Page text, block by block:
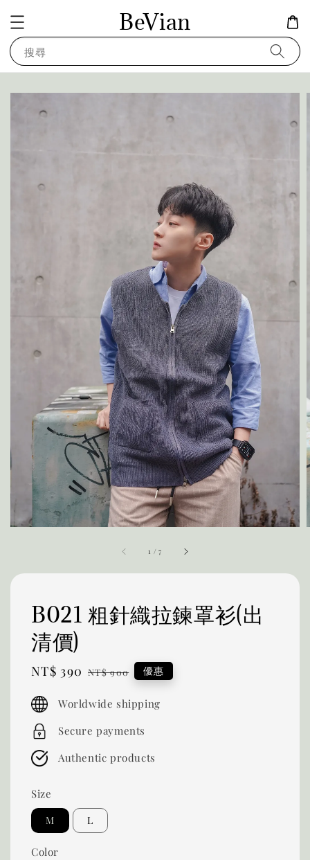
BeVian
搜尋
1 /7
B021 粗針織拉鍊罩衫(出
清價)
Sale
NT$ 390 Regular
NT$ 900 優惠
Worldwide shipping
Secure payments
Authentic products
Size
M L
Color